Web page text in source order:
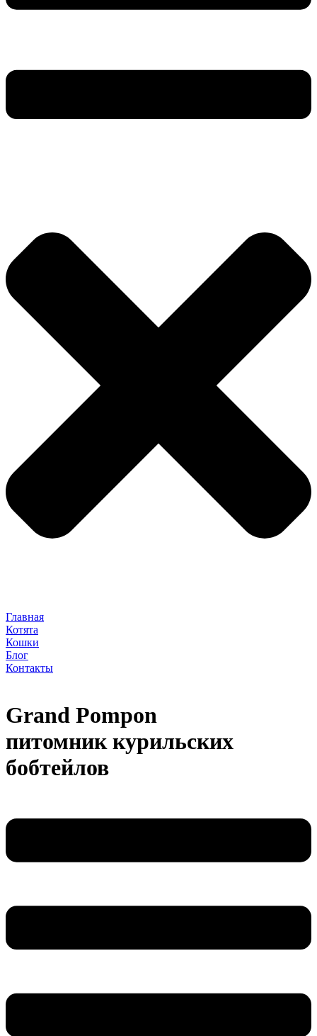
Главная
Котята
Кошки
Блог
Контакты
Grand Pompon
питомник курильских
бобтейлов